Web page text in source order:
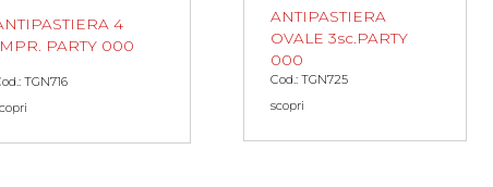
4
PARTY 000
TGN716
ANTIPASTIERA
OVALE 3sc.PARTY
000
Cod.: TGN725
scopri